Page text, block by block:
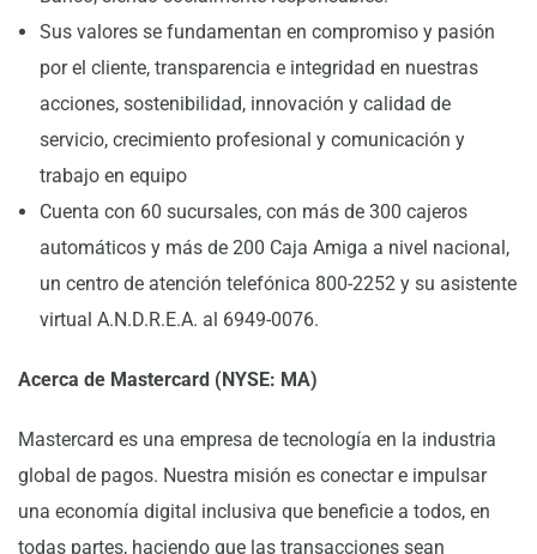
Sus valores se fundamentan en compromiso y pasión
por el cliente, transparencia e integridad en nuestras
acciones, sostenibilidad, innovación y calidad de
servicio, crecimiento profesional y comunicación y
trabajo en equipo
Cuenta con 60 sucursales, con más de 300 cajeros
automáticos y más de 200 Caja Amiga a nivel nacional,
un centro de atención telefónica 800-2252 y su asistente
virtual A.N.D.R.E.A. al 6949-0076.
Acerca de Mastercard (NYSE: MA)
Mastercard es una empresa de tecnología en la industria
global de pagos. Nuestra misión es conectar e impulsar
una economía digital inclusiva que beneficie a todos, en
todas partes, haciendo que las transacciones sean